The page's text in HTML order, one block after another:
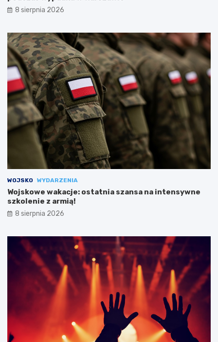
8 sierpnia 2026
WOJSKO WYDARZENIA
Wojskowe wakacje: ostatnia szansa na intensywne
szkolenie z armią!
8 sierpnia 2026